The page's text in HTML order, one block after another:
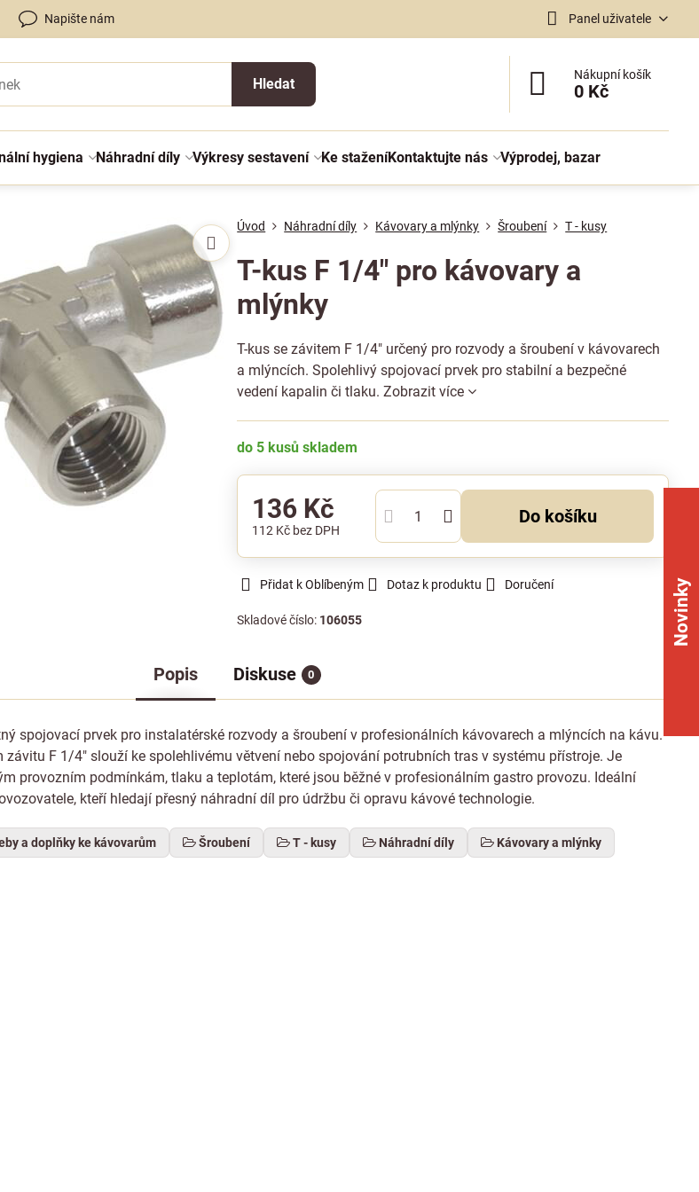
Napište nám Panel uživatele
Hledat
Nákupní košík
0 Kč
hygiena Náhradní díly Výkresy sestavení Ke staženíKontaktujte nás Výprodej, bazar
Úvod Náhradní díly Kávovary a mlýnky Šroubení T - kusy
T-kus F 1/4" pro kávovary a
mlýnky
T-kus se závitem F 1/4" určený pro rozvody a šroubení v kávovarech
a mlýncích. Spolehlivý spojovací prvek pro stabilní a bezpečné
vedení kapalin či tlaku.Zobrazit více
do 5 kusů skladem
136 Kč
112 Kč bez DPH
Do košíku
Přidat k Oblíbeným Dotaz k produktu Doručení
Skladové číslo: 106055
Popis Diskuse 0
spojovací prvek pro instalatérské rozvody a šroubení v profesionálních kávovarech a mlýncích na kávu.
závitu F 1/4" slouží ke spolehlivému větvení nebo spojování potrubních tras v systému přístroje. Je
provozním podmínkám, tlaku a teplotám, které jsou běžné v profesionálním gastro provozu. Ideální
kteří hledají přesný náhradní díl pro údržbu či opravu kávové technologie.
a doplňky ke kávovarům Šroubení T - kusy Náhradní díly Kávovary a mlýnky
Novinky